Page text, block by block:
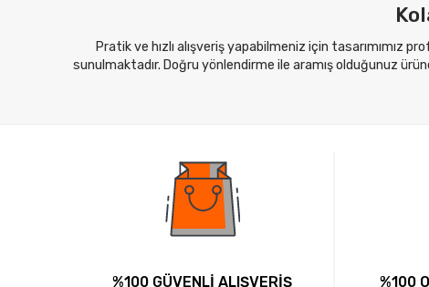
Pratik ve hızlı alışveriş yapabilmeniz için
sunulmaktadır. Doğru yönlendirme ile aramış olduğunuz
%100 GÜVENLİ ALIŞVERİŞ %100